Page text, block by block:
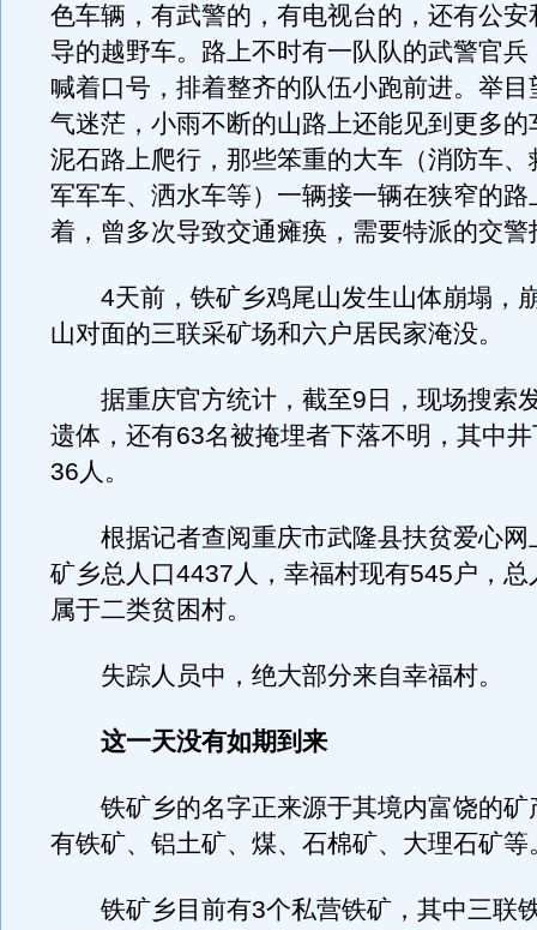
色车辆，有武警的，有电视台的，还有公安
导的越野车。路上不时有一队队的武警官兵
喊着口号，排着整齐的队伍小跑前进。举目
气迷茫，小雨不断的山路上还能见到更多的
泥石路上爬行，那些笨重的大车（消防车、
军军车、洒水车等）一辆接一辆在狭窄的路
着，曾多次导致交通瘫痪，需要特派的交警
4天前，铁矿乡鸡尾山发生山体崩塌，
山对面的三联采矿场和六户居民家淹没。
据重庆官方统计，截至9日，现场搜索
遗体，还有63名被掩埋者下落不明，其中
36人。
根据记者查阅重庆市武隆县扶贫爱心网
矿乡总人口4437人，幸福村现有545户，
属于二类贫困村。
失踪人员中，绝大部分来自幸福村。
这一天没有如期到来
铁矿乡的名字正来源于其境内富饶的矿
有铁矿、铝土矿、煤、石棉矿、大理石矿等
铁矿乡目前有3个私营铁矿，其中三联